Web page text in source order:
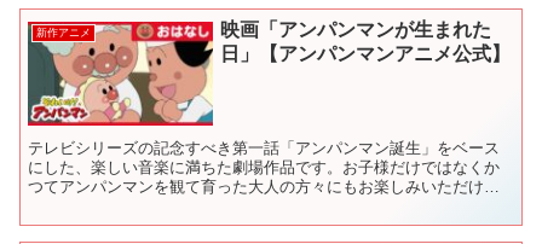
新作アニメ
映画「アンパンマンが生まれた
日」【アンパンマンアニメ公式】
テレビシリーズの記念すべき第一話「アンパンマン誕生」をベース
にした、楽しい音楽に満ちた劇場作品です。お子様だけではなくか
つてアンパンマンを観て育った大人の方々にもお楽しみいただけま